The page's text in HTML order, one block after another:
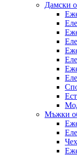
Дамски
Мъжки